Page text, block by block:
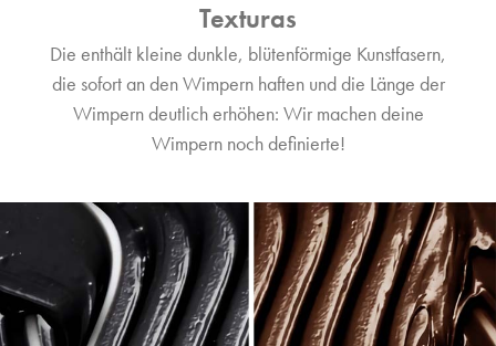
Texturas
Die enthält kleine dunkle, blütenförmige Kunstfasern,
die sofort an den Wimpern haften und die Länge der
Wimpern deutlich erhöhen: Wir machen deine
Wimpern noch definierte!